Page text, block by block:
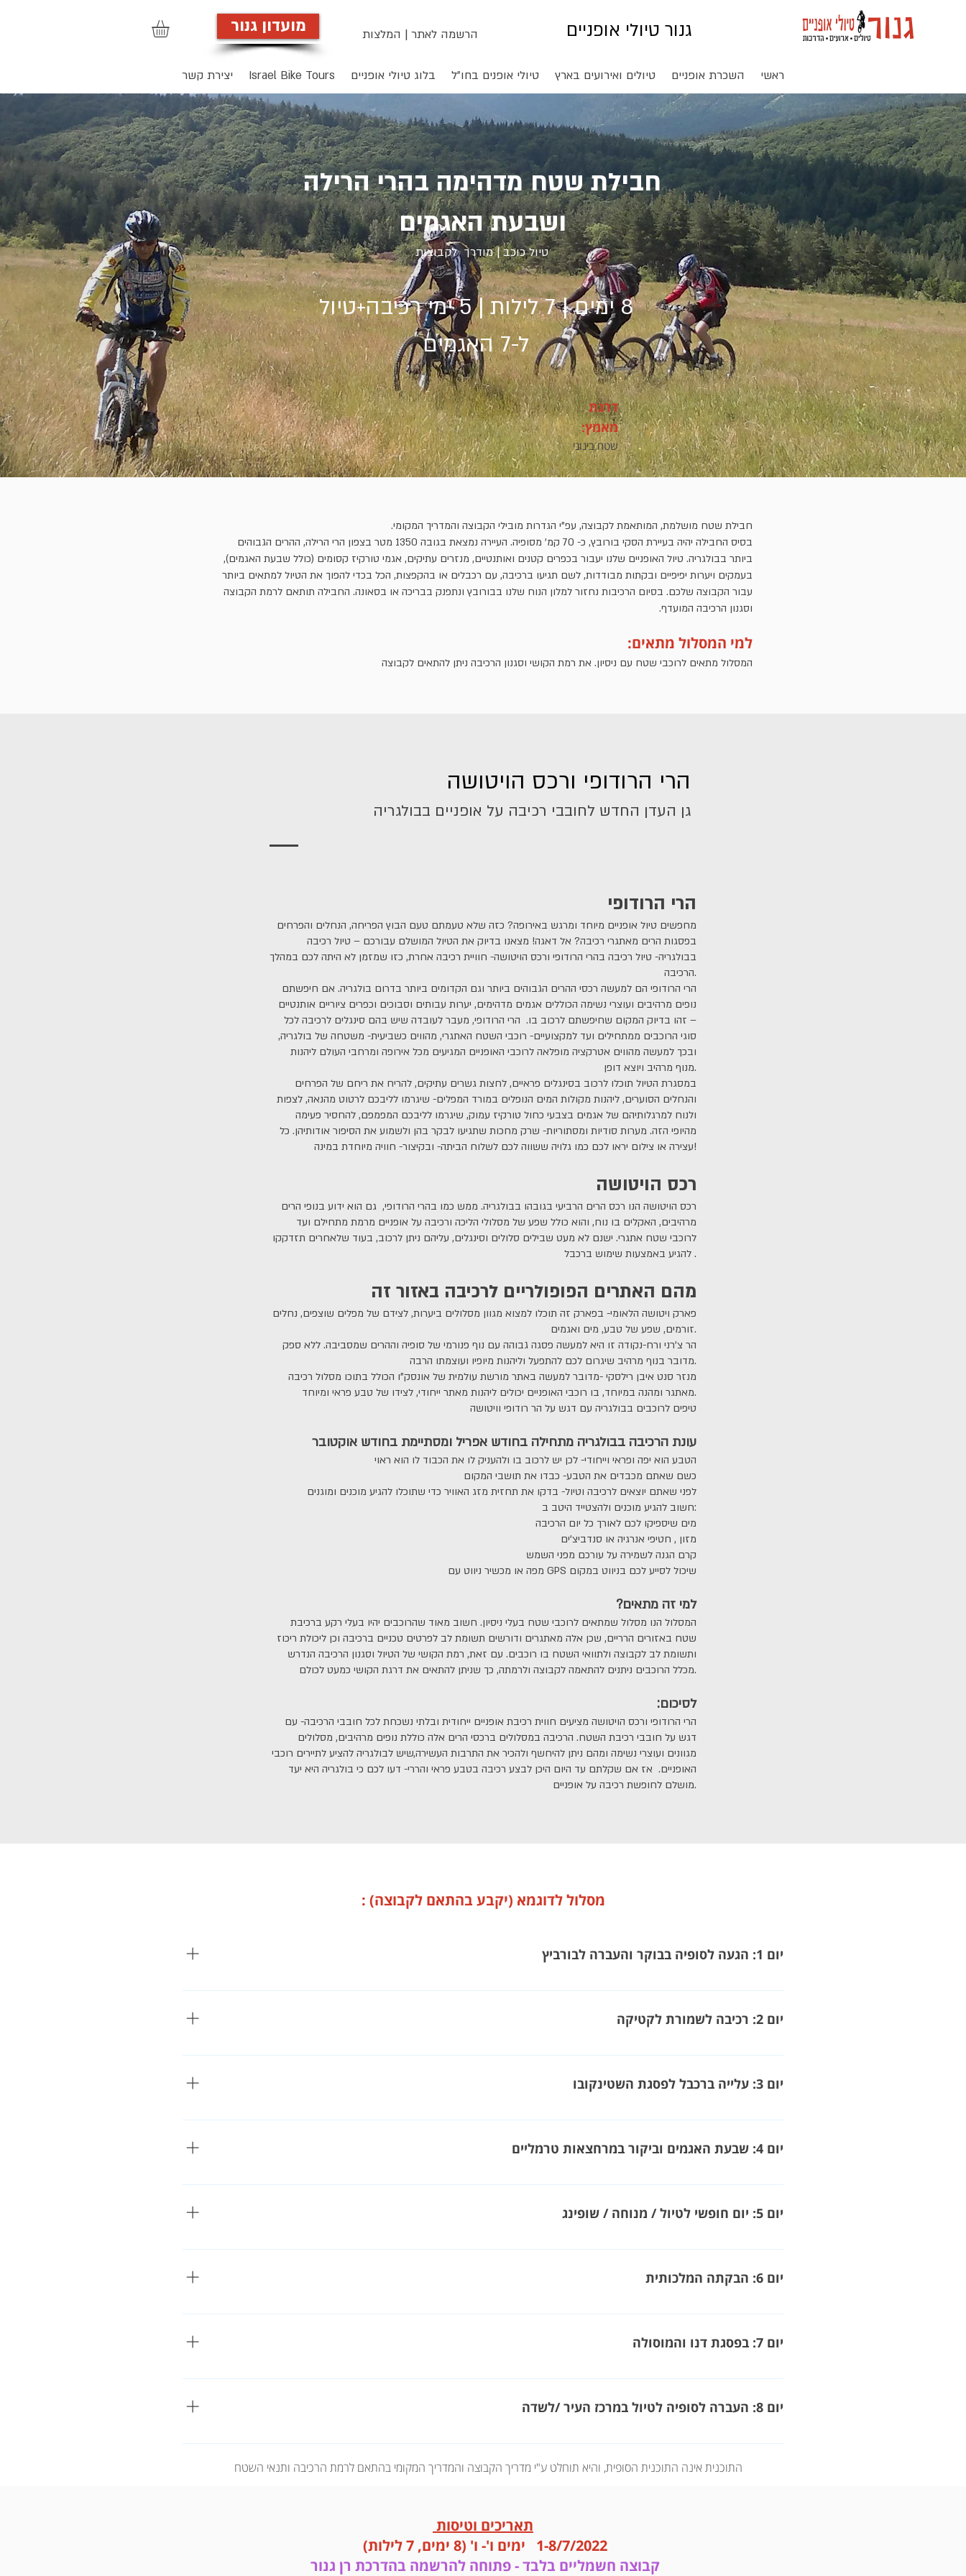
מועדון גנור הרשמה לאתר | המלצות גנור טיולי אופניים
ראשי השכרת אופניים טיולים ואירועים בארץ טיולי אופנים בחו"ל בלוג טיולי אופניים Israel Bike Tours יצירת קשר
חבילת שטח מדהימה בהרי הרילה
ושבעת האגמים
טיול כוכב | מודרך לקבוצות
8 ימים | 7 לילות | 5 ימי רכיבה+טיול
ל-7 האגמים
דרגת
מאמץ:
שטח בינוני
חבילת שטח מושלמת, המותאמת לקבוצה, עפ"י הגדרות מובילי הקבוצה והמדריך המקומי.
בסיס החבילה יהיה בעיירת הסקי בורובץ, כ- 70 קמ' מסופיה. העיירה נמצאת בגובה 1350 מטר בצפון הרי הרילה, ההרים הגבוהים
ביותר בבולגריה. טיול האופניים שלנו יעבור בכפרים קטנים ואותנטיים, מנזרים עתיקים, אגמי טורקיז קסומים (כולל שבעת האגמים),
בעמקים ויערות יפיפיים ובקתות מבודדות, לשם תגיעו ברכיבה, עם רכבלים או בהקפצות, הכל בכדי להפוך את הטיול למתאים ביותר
עבור הקבוצה שלכם. בסיום הרכיבות נחזור למלון הנוח שלנו בבורובץ ונתפנק בבריכה או בסאונה. החבילה תותאם לרמת הקבוצה
וסגנון הרכיבה המועדף.
למי המסלול מתאים:
המסלול מתאים לרוכבי שטח עם ניסיון. את רמת הקושי וסגנון הרכיבה ניתן להתאים לקבוצה
הרי הרודופי ורכס הויטושה
גן העדן החדש לחובבי רכיבה על אופניים בבולגריה
הרי הרודופי
מחפשים טיול אופניים מיוחד ומרגש באירופה? כזה שלא טעמתם טעם הבוץ הפריחה, הנחלים והפרחים
בפסגות הרים מאתגרי רכיבה? אל דאגה! מצאנו בדיוק את הטיול המושלם עבורכם – טיול רכיבה
בבולגריה- טיול רכיבה בהרי הרודופי ורכס הויטושה- חוויית רכיבה אחרת, כזו שמזמן לא היתה לכם במהלך
הרכיבה.
הרי הרודופי הם למעשה רכסי ההרים הגבוהים ביותר וגם הקדומים ביותר בדרום בולגריה. אם חיפשתם
נופים מרהיבים ועוצרי נשימה הכוללים אגמים מדהימים, יערות עבותים וסבוכים וכפרים ציוריים אותנטיים
– זהו בדיוק המקום שחיפשתם לרכוב בו. הרי הרודופי, מעבר לעובדה שיש בהם סינגלים לרכיבה לכל
סוגי הרוכבים ממתחילים ועד למקצועיים- רוכבי השטח האתגרי, מהווים כשביעית- משטחה של בולגריה,
ובכך למעשה מהווים אטרקציה מופלאה לרוכבי האופניים המגיעים מכל אירופה ומרחבי העולם ליהנות
מנוף מרהיב ויוצא דופן.
במסגרת הטיול תוכלו לרכוב בסינגלים פראיים, לחצות גשרים עתיקים, להריח את ריחם של הפרחים
והנחלים הסוערים, ליהנות מקולות המים הנופלים במורד המפלים- שיגרמו לליבכם לרטוט מהנאה, לצפות
ולנוח למרגלותיהם של אגמים בצבעי כחול טורקיז עמוק, שיגרמו לליבכם המפמפם, להחסיר פעימה
מהיופי הזה. מערות סודיות ומסתוריות- שרק מחכות שתגיעו לבקר בהן ולשמוע את הסיפור אודותיהן. כל
עצירה או צילום יראו לכם כמו גלויה ששווה לכם לשלוח הביתה- ובקיצור- חוויה מיוחדת במינה!
רכס הויטושה
רכס הויטושה הנו רכס הרים הרביעי בגובהו בבולגריה. ממש כמו בהרי הרודופי, גם הוא ידוע בנופי הרים
מרהיבים, האקלים בו נוח, והוא כולל שפע של מסלולי הליכה ורכיבה על אופניים מרמת מתחילם ועד
לרוכבי שטח אתגרי. ישנם לא מעט שבילים סלולים וסינגלים, עליהם ניתן לרכוב, בעוד שלאחרים תזדקקו
להגיע באמצעות שימוש ברכבל .
מהם האתרים הפופולריים לרכיבה באזור זה
פארק ויטושה הלאומי- בפארק זה תוכלו למצוא מגוון מסלולים ביערות, לצידם של מפלים שוצפים, נחלים
זורמים, שפע של טבע, מים ואגמים.
הר צ'רני ורח-נקודה זו היא למעשה פסגה גבוהה עם נוף פנורמי של סופיה וההרים שמסביבה. ללא ספק
מדובר בנוף מרהיב שיגרום לכם להתפעל וליהנות מיופיו ועוצמתו הרבה.
מנזר סנט איבן רילסקי -מדובר למעשה באתר מורשת עולמית של אונסק"ו הכולל בתוכו מסלול רכיבה
מאתגר ומהנה במיוחד, בו רוכבי האופניים יכולים ליהנות מאתר ייחודי, לצידו של טבע פראי ומיוחד.
טיפים לרוכבים בבולגריה עם דגש על הר רודופי וויטושה
עונת הרכיבה בבולגריה מתחילה בחודש אפריל ומסתיימת בחודש אוקטובר
הטבע הוא יפה ופראי וייחודי- לכן יש לרכוב בו ולהעניק לו את הכבוד לו הוא ראוי
כשם שאתם מכבדים את הטבע- כבדו את תושבי המקום
לפני שאתם יוצאים לרכיבה וטיול- בדקו את תחזית מזג האוויר כדי שתוכלו להגיע מוכנים ומוגנים
חשוב להגיע מוכנים ולהצטייד היטב ב:
מים שיספיקו לכם לאורך כל יום הרכיבה
מזון , חטיפי אנרגיה או סנדביצ'ים
קרם הגנה לשמירה על עורכם מפני השמש
מפה או מכשיר ניווט עם GPS שיכול לסייע לכם בניווט במקום
?למי זה מתאים
המסלול הנו מסלול שמתאים לרוכבי שטח בעלי ניסיון. חשוב מאוד שהרוכבים יהיו בעלי רקע ברכיבת
שטח באזורים הרריים, שכן אלה מאתגרים ודורשים תשומת לב לפרטים טכניים ברכיבה וכן ליכולת ריכוז
ותשומת לב לקבוצה ולתוואי השטח בו רוכבים. עם זאת, רמת הקושי של הטיול וסגנון הרכיבה הנדרש
מכלל הרוכבים ניתנים להתאמה לקבוצה ולרמתה, כך שניתן להתאים את דרגת הקושי כמעט לכולם.
:לסיכום
הרי הרודופי ורכס הויטושה מציעים חווית רכיבת אופניים ייחודית ובלתי נשכחת לכל חובבי הרכיבה- עם
דגש על חובבי רכיבת השטח. הרכיבה במסלולים ברכסי הרים אלה כוללת נופים מרהיבים, מסלולים
מגוונים ועוצרי נשימה ומהם ניתן להיחשף ולהכיר את התרבות העשירה,שיש לבולגריה להציע לתיירים רוכבי
האופניים. אז אם שקלתם עד היום היכן לבצע רכיבה בטבע פראי והררי- דעו לכם כי בולגריה היא יעד
מושלם לחופשת רכיבה על אופניים.
מסלול לדוגמא (יקבע בהתאם לקבוצה) :
יום 1: הגעה לסופיה בבוקר והעברה לבורביץ
הרכבת אופניים ואם יהיה זמן נצא לרכיבת בדיקה קטנה.
יום 2: רכיבה לשמורת לקטיקה
יום 3: עלייה ברכבל לפסגת השטינקובו
יום 4: שבעת האגמים וביקור במרחצאות טרמליים
יום 5: יום חופשי לטיול / מנוחה / שופינג
(אפשר להמיר לרכיבה במקום)
יום 6: הבקתה המלכותית
יום 7: בפסגת דנו והמוסולה
יום 8: העברה לסופיה לטיול במרכז העיר /לשדה
התוכנית אינה התוכנית הסופית, והיא תוחלט ע"י מדריך הקבוצה והמדריך המקומי בהתאם לרמת הרכיבה ותנאי השטח
תאריכים וטיסות
1-8/7/2022 ימים ו'- ו' (8 ימים, 7 לילות)
קבוצה חשמליים בלבד - פתוחה להרשמה בהדרכת רן גנור